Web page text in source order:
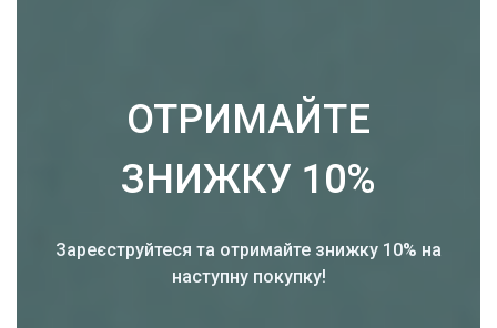
ОТРИМАЙТЕ
ЗНИЖКУ 10%
Зареєструйтеся та отримайте знижку 10% на
наступну покупку!